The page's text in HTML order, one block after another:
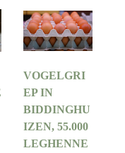
VOGELGRI
EP IN
BIDDINGHU
IZEN, 55.000
LEGHENNE